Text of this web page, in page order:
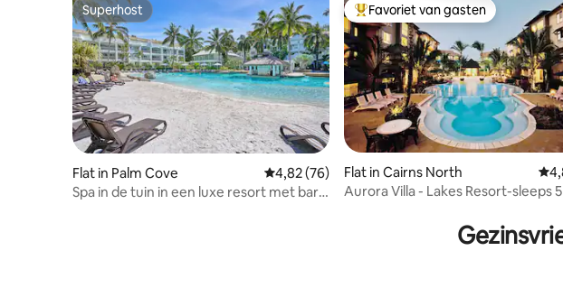
Superhost
Superhost
Flat in Palm Cove Gemiddelde beoordeling van 4,82 op 5, 76
4,82 (76)
Spa in de tuin in een luxe resort met bar
Topfavoriet van gasten
Favoriet van gasten
Flat in Cairns North
Aurora Villa - Lakes Resort-sleeps 5